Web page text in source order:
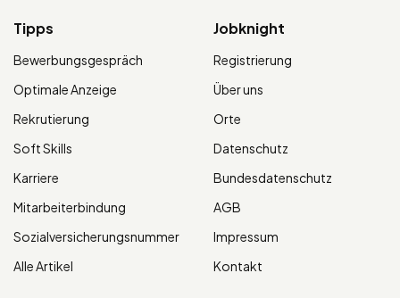
Tipps
Bewerbungsgespräch
Optimale Anzeige
Rekrutierung
Soft Skills
Karriere
Mitarbeiterbindung
Sozialversicherungsnummer
Alle Artikel
Jobknight
Registrierung
Über uns
Orte
Datenschutz
Bundesdatenschutz
AGB
Impressum
Kontakt